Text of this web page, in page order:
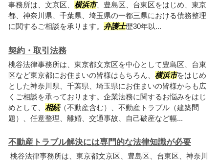
事務所は、文京区、 横浜市、豊島区、台東区をはじめ、東京
都、神奈川県、千葉県、埼玉県の一都三県における債務整理
に関するご相談を承ります。 弁護士歴30年以...
契約・取引法務
桃谷法律事務所は、東京都文京区を中心として豊島区、台東
区など東京都にお住まいの皆様はもちろん、 横浜市をはじめ
とした神奈川県、千葉県、埼玉県にお住まいの皆様からも広
くご相談を承っております。企業法務に関するお悩みをはじ
めとして、 相続（不動産含む）、不動産トラブル（建築問
題）、任意整理、離婚、交通事故、自己破産など幅...
不動産トラブル解決には専門的な法律知識が必要
桃谷法律事務所は、東京都文京区、豊島区、台東区、神奈川